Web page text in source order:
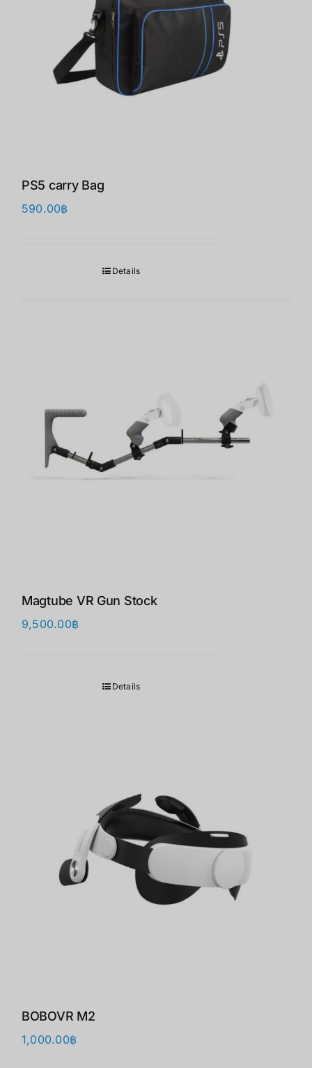
PS5 carry Bag
590.00฿
Details
Magtube VR Gun Stock
9,500.00฿
Details
BOBOVR M2
1,000.00฿